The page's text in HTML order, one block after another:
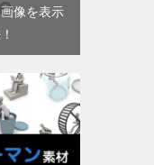
像を表示